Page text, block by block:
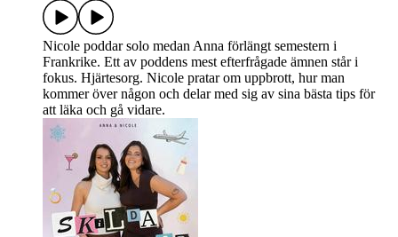
Nicole poddar solo medan Anna förlängt semestern i
Frankrike. Ett av poddens mest efterfrågade ämnen står i
fokus. Hjärtesorg. Nicole pratar om uppbrott, hur man
kommer över någon och delar med sig av sina bästa tips för
att läka och gå vidare.